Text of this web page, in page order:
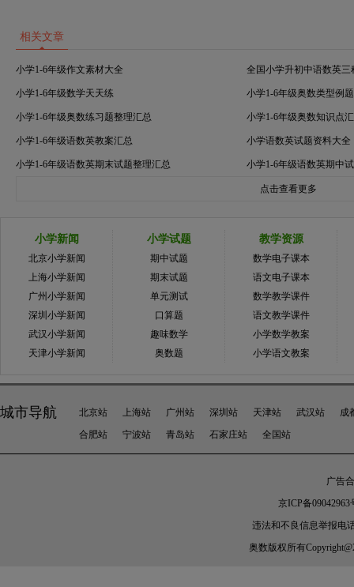
相关文章
小学1-6年级作文素材大全 全国小学升初中语数英三
小学1-6年级数学天天练 小学1-6年级奥数类型例
小学1-6年级奥数练习题整理汇总 小学1-6年级奥数知识点
小学1-6年级语数英教案汇总 小学语数英试题资料大全
小学1-6年级语数英期末试题整理汇总 小学1-6年级语数英期中
点击查看更多
小学新闻
北京小学新闻
上海小学新闻
广州小学新闻
深圳小学新闻
武汉小学新闻
天津小学新闻
小学试题
期中试题
期末试题
单元测试
口算题
趣味数学
奥数题
教学资源
数学电子课本
语文电子课本
数学教学课件
语文教学课件
小学数学教案
小学语文教案
城市导航 北京站 上海站 广州站 深圳站 天津站 武汉站
成
合肥站
宁波站 青岛站 石家庄站 全国站
广告
京ICP备09042963
违法和不良信息举报电
奥数 版权所有